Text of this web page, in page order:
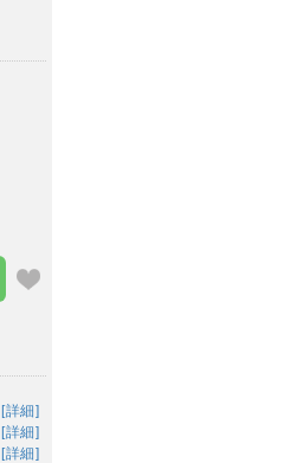
[詳細]
[詳細]
[詳細]